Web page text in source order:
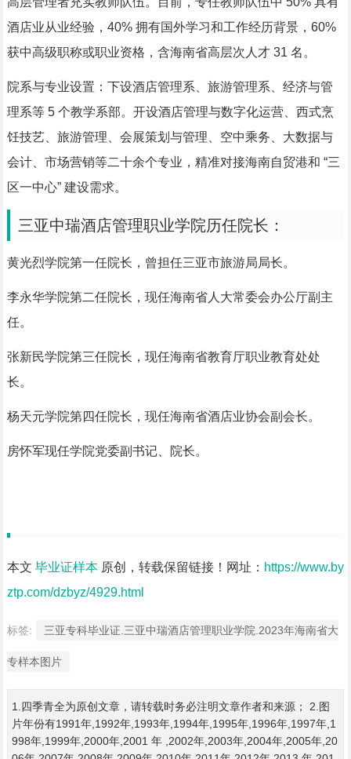
酒店业从业经验，40% 拥有国外学习和工作经历背景，60%
获中高级职称或职业资格，含海南省高层次人才 31 名。
院系与专业设置：下设酒店管理系、旅游管理系、经济与管
理系等 5 个教学系部。开设酒店管理与数字化运营、西式烹
饪技艺、旅游管理、会展策划与管理、空中乘务、大数据与
会计、市场营销等二十余个专业，精准对接海南自贸港和 “三
区一中心” 建设需求。
三亚中瑞酒店管理职业学院历任院长：
黄光烈学院第一任院长，曾担任三亚市旅游局局长。
李永华学院第二任院长，现任海南省人大常委会办公厅副主
任。
张新民学院第三任院长，现任海南省教育厅职业教育处处
长。
杨天元学院第四任院长，现任海南省酒店业协会副会长。
房怀军现任学院党委副书记、院长。
本文 毕业证样本原创，转载保留链接！网址： https://www.by
ztp.com/dzbyz/4929.html
标签: 三亚专科毕业证.三亚中瑞酒店管理职业学院.2023年海南省大
专样本图片
1.四季青全为原创文章，请转载时务必注明文章作者和来源； 2.图
片年份有1991年,1992年,1993年,1994年,1995年,1996年,1997年,1
998年,1999年,2000年,2001 年 ,2002年,2003年,2004年,2005年,20